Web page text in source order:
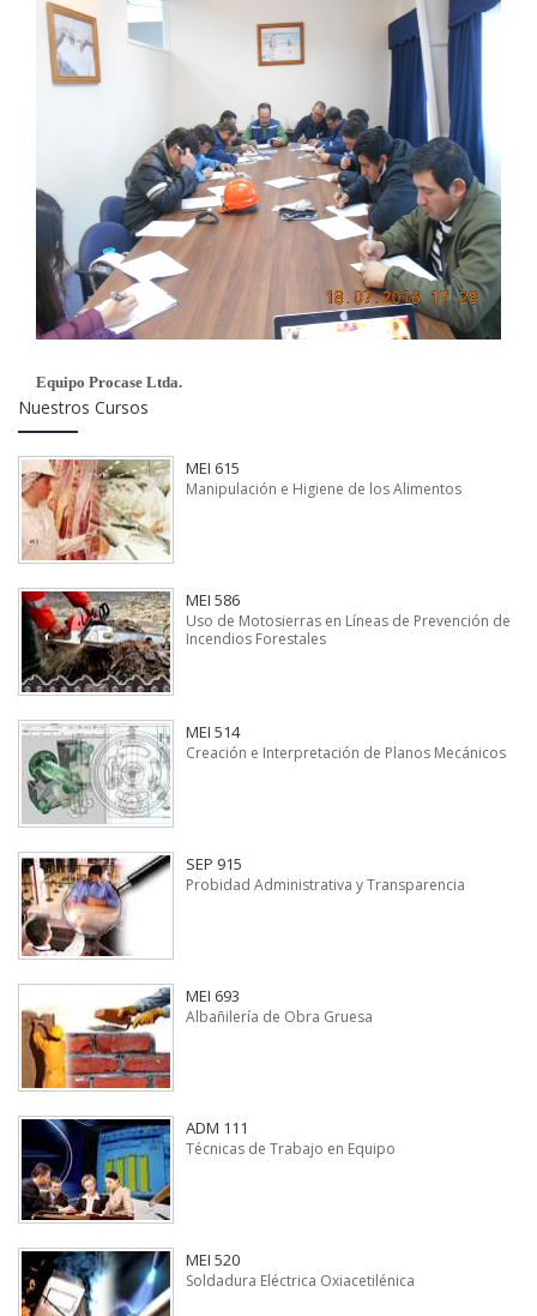
Equipo Procase Ltda.
Nuestros Cursos
MEI 615
Manipulación e Higiene de los Alimentos
MEI 586
Uso de Motosierras en Líneas de Prevención de
Incendios Forestales
MEI 514
Creación e Interpretación de Planos Mecánicos
SEP 915
Probidad Administrativa y Transparencia
MEI 693
Albañilería de Obra Gruesa
ADM 111
Técnicas de Trabajo en Equipo
MEI 520
Soldadura Eléctrica Oxiacetilénica